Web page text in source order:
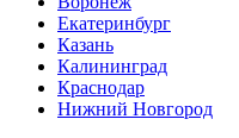
Екатеринбург
Казань
Калининград
Краснодар
Нижний Новгород